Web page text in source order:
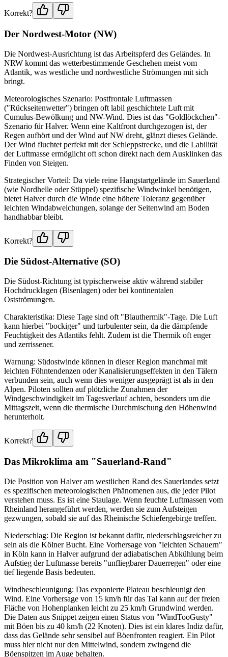
Korrekt?
Der Nordwest-Motor (NW)
Die Nordwest-Ausrichtung ist das Arbeitspferd des Geländes. In
NRW kommt das wetterbestimmende Geschehen meist vom
Atlantik, was westliche und nordwestliche Strömungen mit sich
bringt.
Meteorologisches Szenario: Postfrontale Luftmassen
("Rückseitenwetter") bringen oft labil geschichtete Luft mit
Cumulus-Bewölkung und NW-Wind. Dies ist das "Goldlöckchen"-
Szenario für Halver. Wenn eine Kaltfront durchgezogen ist, der
Regen aufhört und der Wind auf NW dreht, glänzt dieses Gelände.
Der Wind fluchtet perfekt mit der Schleppstrecke, und die Labilität
der Luftmasse ermöglicht oft schon direkt nach dem Ausklinken das
Finden von Steigen.
Strategischer Vorteil: Da viele reine Hangstartgelände im Sauerland
(wie Nordhelle oder Stüppel) spezifische Windwinkel benötigen,
bietet Halver durch die Winde eine höhere Toleranz gegenüber
leichten Windabweichungen, solange der Seitenwind am Boden
handhabbar bleibt.
Korrekt?
Die Südost-Alternative (SO)
Die Südost-Richtung ist typischerweise aktiv während stabiler
Hochdrucklagen (Bisenlagen) oder bei kontinentalen
Ostströmungen.
Charakteristika: Diese Tage sind oft "Blauthermik"-Tage. Die Luft
kann hierbei "bockiger" und turbulenter sein, da die dämpfende
Feuchtigkeit des Atlantiks fehlt. Zudem ist die Thermik oft enger
und zerrissener.
Warnung: Südostwinde können in dieser Region manchmal mit
leichten Föhntendenzen oder Kanalisierungseffekten in den Tälern
verbunden sein, auch wenn dies weniger ausgeprägt ist als in den
Alpen. Piloten sollten auf plötzliche Zunahmen der
Windgeschwindigkeit im Tagesverlauf achten, besonders um die
Mittagszeit, wenn die thermische Durchmischung den Höhenwind
herunterholt.
Korrekt?
Das Mikroklima am "Sauerland-Rand"
Die Position von Halver am westlichen Rand des Sauerlandes setzt
es spezifischen meteorologischen Phänomenen aus, die jeder Pilot
verstehen muss. Es ist eine Staulage. Wenn feuchte Luftmassen vom
Rheinland herangeführt werden, werden sie zum Aufsteigen
gezwungen, sobald sie auf das Rheinische Schiefergebirge treffen.
Niederschlag: Die Region ist bekannt dafür, niederschlagsreicher zu
sein als die Kölner Bucht. Eine Vorhersage von "leichten Schauern"
in Köln kann in Halver aufgrund der adiabatischen Abkühlung beim
Aufstieg der Luftmasse bereits "unfliegbarer Dauerregen" oder eine
tief liegende Basis bedeuten.
Windbeschleunigung: Das exponierte Plateau beschleunigt den
Wind. Eine Vorhersage von 15 km/h für das Tal kann auf der freien
Fläche von Hohenplanken leicht zu 25 km/h Grundwind werden.
Die Daten aus Snippet zeigen einen Status von "WindTooGusty"
mit Böen bis zu 40 km/h (22 Knoten). Dies ist ein klares Indiz dafür,
dass das Gelände sehr sensibel auf Böenfronten reagiert. Ein Pilot
muss hier nicht nur den Mittelwind, sondern zwingend die
Böenspitzen im Auge behalten.